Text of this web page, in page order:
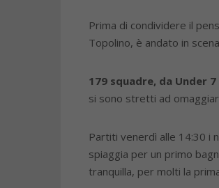
Prima di condividere il
Topolino, è andato in
179 squadre, da Under
si sono stretti ad
Partiti venerdì alle 14:30 i
spiaggia per un primo
tranquilla, per molti la